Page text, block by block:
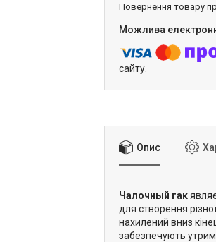
повернення товару
сайту.
Опис
Чалочный гак
для створення
нахилений вниз
забезпечують